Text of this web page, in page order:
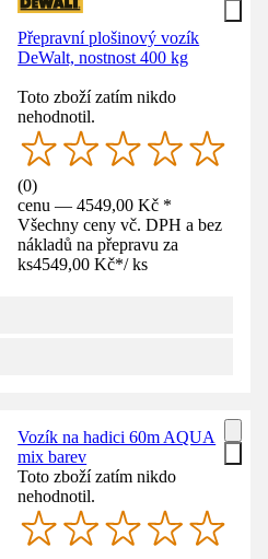
Přepravní plošinový vozík
DeWalt, nostnost 400 kg
Toto zboží zatím nikdo
nehodnotil.
(0)
cenu — 4549,00 Kč *
Všechny ceny vč. DPH a bez
nákladů na přepravu za
ks4549,00 Kč*/ ks
Vozík na hadici 60m AQUA
mix barev
Toto zboží zatím nikdo
nehodnotil.